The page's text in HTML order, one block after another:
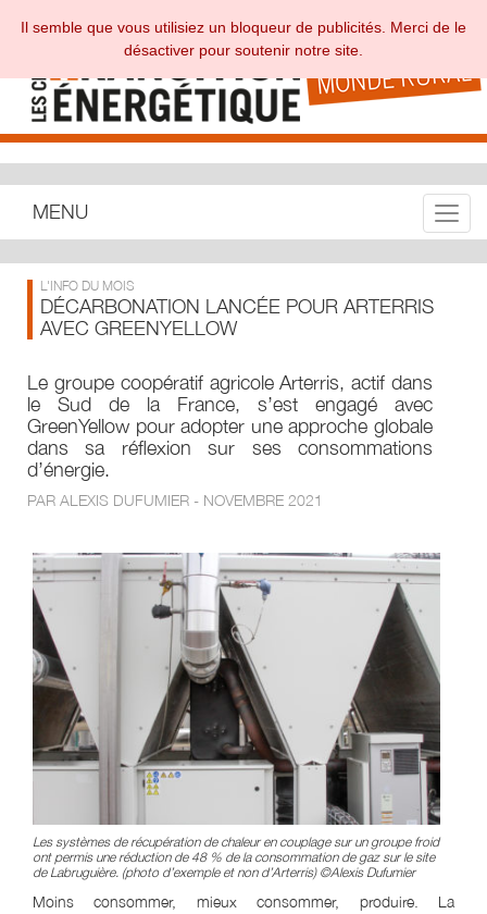
MENU
L'INFO DU MOIS
DÉCARBONATION LANCÉE POUR ARTERRIS
AVEC GREENYELLOW
Le groupe coopératif agricole Arterris, actif dans
le Sud de la France, s’est engagé avec
GreenYellow pour adopter une approche globale
dans sa réflexion sur ses consommations
d’énergie.
PAR ALEXIS DUFUMIER - NOVEMBRE 2021
Les systèmes de récupération de chaleur en couplage sur un groupe froid
ont permis une réduction de 48 % de la consommation de gaz sur le site
de Labruguière. (photo d’exemple et non d’Arterris) ©Alexis Dufumier
Moins consommer, mieux consommer, produire. La
Il semble que vous utilisiez un bloqueur de publicités. Merci de le
désactiver pour soutenir notre site.